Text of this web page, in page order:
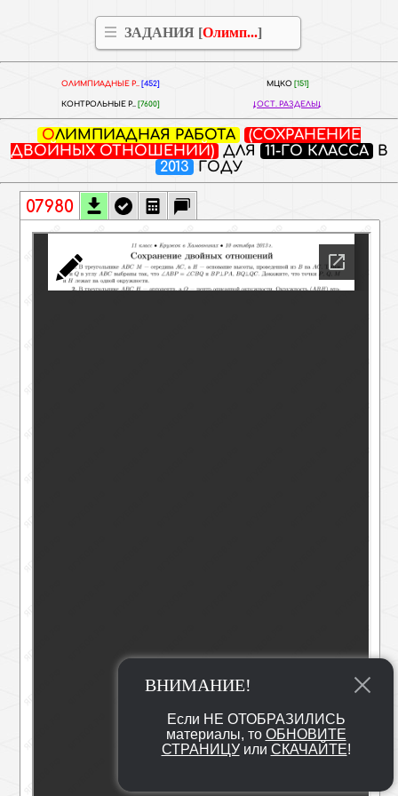
ВНИМАНИЕ!
Если НЕ ОТОБРАЗИЛИСЬ
материалы, то ОБНОВИТЕ
СТРАНИЦУ или СКАЧАЙТЕ!
ЗАДАНИЯ [Олимп...]
ОЛИМПИАДНЫЕ Р.. [452] МЦКО [151]
КОНТРОЛЬНЫЕ Р.. [7600] ОСТ. РАЗДЕЛЫ
ОЛИМПИАДНАЯ РАБОТА
(СОХРАНЕНИЕ
ДВОЙНЫХ ОТНОШЕНИЙ) ДЛЯ 11-ГО КЛАССА
В
2013
ГОДУ
07980